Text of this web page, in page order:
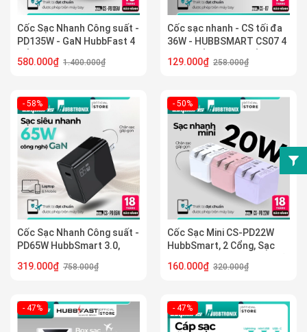
Cốc Sạc Nhanh Công suất -
PD135W - GaN HubbFast 4
Sạc Laptop, Điện Thoại...
580.000₫ 1.400.000₫
Cốc sạc nhanh - CS tối đa
36W - HUBBSMART CS07 4
nhanh, An toàn, ổn định
129.000₫ 258.000₫
- 58%
Cốc Sạc Nhanh Công suất -
PD65W HubbSmart 3.0,
Thoại, Chính Hãng,BH 18
319.000₫ 758.000₫
- 50%
Cốc Sạc Mini CS-PD22W
HubbSmart, 2 Cổng, Sạc
Gọn, Chính Hãng, BH 18
160.000₫ 320.000₫
- 47% - 47%